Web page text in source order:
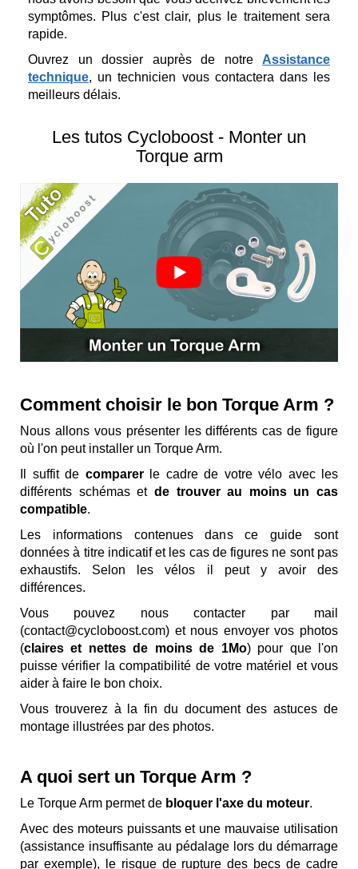
symptômes. Plus c'est clair, plus le traitement sera
rapide.
Ouvrez un dossier auprès de notre Assistance
technique, un technicien vous contactera dans les
meilleurs délais.
Les tutos Cycloboost - Monter un
Torque arm
Comment choisir le bon Torque Arm ?
Nous allons vous présenter les différents cas de figure
où l'on peut installer un Torque Arm.
Il suffit de comparer
le cadre de votre vélo avec les
différents schémas et de trouver au moins un cas
compatible.
Les informations contenues dans ce guide sont
données à titre indicatif et les cas de figures ne sont pas
exhaustifs. Selon les vélos il peut y avoir des
différences.
Vous pouvez nous contacter par mail
(contact@cycloboost.com) et nous envoyer vos photos
(claires et nettes de moins de 1Mo) pour que l'on
puisse vérifier la compatibilité de votre matériel et vous
aider à faire le bon choix.
Vous trouverez à la fin du document des astuces de
montage illustrées par des photos.
A quoi sert un Torque Arm ?
Le Torque Arm permet de bloquer l'axe du moteur.
Avec des moteurs puissants et une mauvaise utilisation
(assistance insuffisante au pédalage lors du démarrage
par exemple), le risque de rupture des becs de cadre